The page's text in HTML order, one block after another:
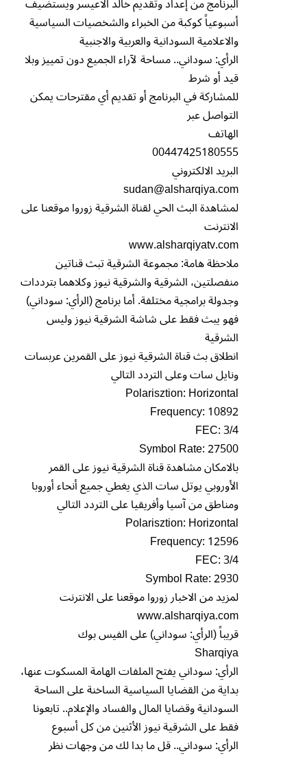
أسبوعياً كوكبة من الخبراء والشخصيات السياسية
والاعلامية السودانية والعربية والاجنبية
الرأي: سوداني.. مساحة لآراء الجميع دون تمييز وبلا
قيد أو شرط
للمشاركة في البرنامج أو تقديم أي مقترحات يمكن
التواصل عبر
الهاتف
00447425180555
البريد الالكتروني
sudan@alsharqiya.com
لمشاهدة البث الحي لقناة الشرقية زوروا موقعنا على
الانترنت
www.alsharqiyatv.com
ملاحظة هامة: مجموعة الشرقية تبث قناتين
منفصلتين، الشرقية والشرقية نيوز وكلاهما بترددات
وجدولة برامجية مختلفة. أما برنامج (الرأي: سوداني)
فهو يبث فقط على شاشة الشرقية نيوز وليس
الشرقية
انطلاق بث قناة الشرقية نيوز على القمرين عربسات
ونايل سات وعلى التردد التالي
Polarisztion: Horizontal
Frequency: 10892
FEC: 3/4
Symbol Rate: 27500
بالامكان مشاهدة قناة الشرقية نيوز على القمر
الأوروبي يوتل سات الذي يغطي جميع أنحاء أوروبا
ومناطق من آسيا وأفريقيا على التردد التالي
Polarisztion: Horizontal
Frequency: 12596
FEC: 3/4
Symbol Rate: 2930
لمزيد من الاخبار زوروا موقعنا على الانترنت
www.alsharqiya.com
قريباً (الرأي: سوداني) على الفيس بوك
Sharqiya
الرأي: سوداني يفتح الملفات الهامة المسكوت عنها،
بداية من القضايا السياسية الساخنة على الساحة
السودانية وقضايا المال والفساد والإعلام.. تابعونا
فقط على الشرقية نيوز الأثنين من كل أسبوع
الرأي: سوداني.. قل ما بدا لك من وجهات نظر